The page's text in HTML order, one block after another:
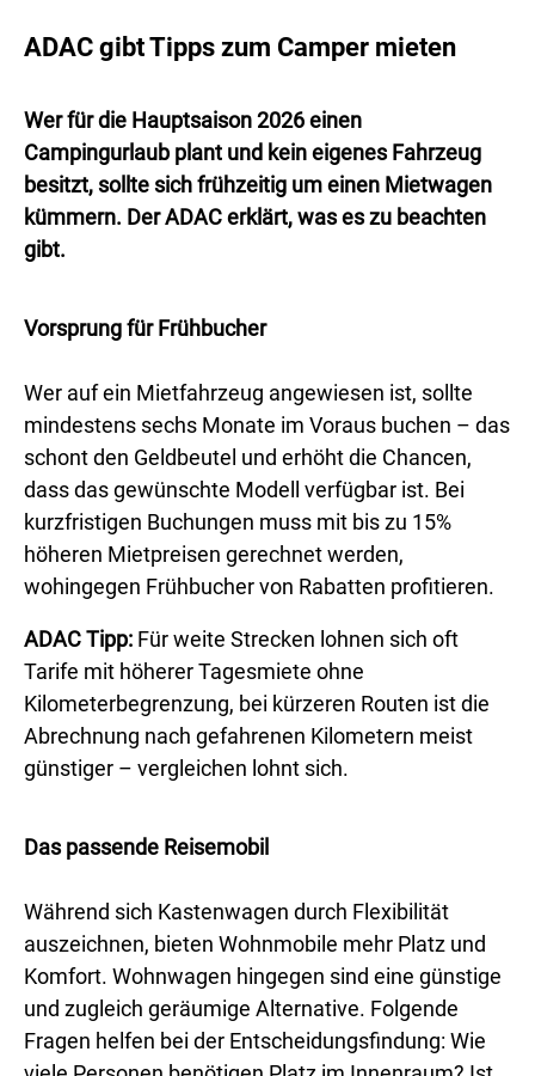
ADAC gibt Tipps zum Camper mieten
Wer für die Hauptsaison 2026 einen
Campingurlaub plant und kein eigenes Fahrzeug
besitzt, sollte sich frühzeitig um einen Mietwagen
kümmern. Der ADAC erklärt, was es zu beachten
gibt.
Vorsprung für Frühbucher
Wer auf ein Mietfahrzeug angewiesen ist, sollte
mindestens sechs Monate im Voraus buchen – das
schont den Geldbeutel und erhöht die Chancen,
dass das gewünschte Modell verfügbar ist. Bei
kurzfristigen Buchungen muss mit bis zu 15%
höheren Mietpreisen gerechnet werden,
wohingegen Frühbucher von Rabatten profitieren.
ADAC Tipp: Für weite Strecken lohnen sich oft
Tarife mit höherer Tagesmiete ohne
Kilometerbegrenzung, bei kürzeren Routen ist die
Abrechnung nach gefahrenen Kilometern meist
günstiger – vergleichen lohnt sich.
Das passende Reisemobil
Während sich Kastenwagen durch Flexibilität
auszeichnen, bieten Wohnmobile mehr Platz und
Komfort. Wohnwagen hingegen sind eine günstige
und zugleich geräumige Alternative. Folgende
Fragen helfen bei der Entscheidungsfindung: Wie